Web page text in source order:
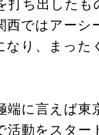
打ち出した
西ではアーシ
なり、まった
端に言えば東
活動をスター